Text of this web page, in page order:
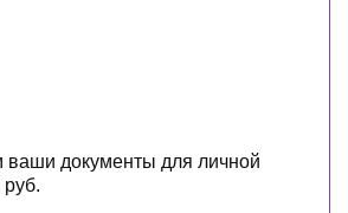
ваши документы для личной
руб.